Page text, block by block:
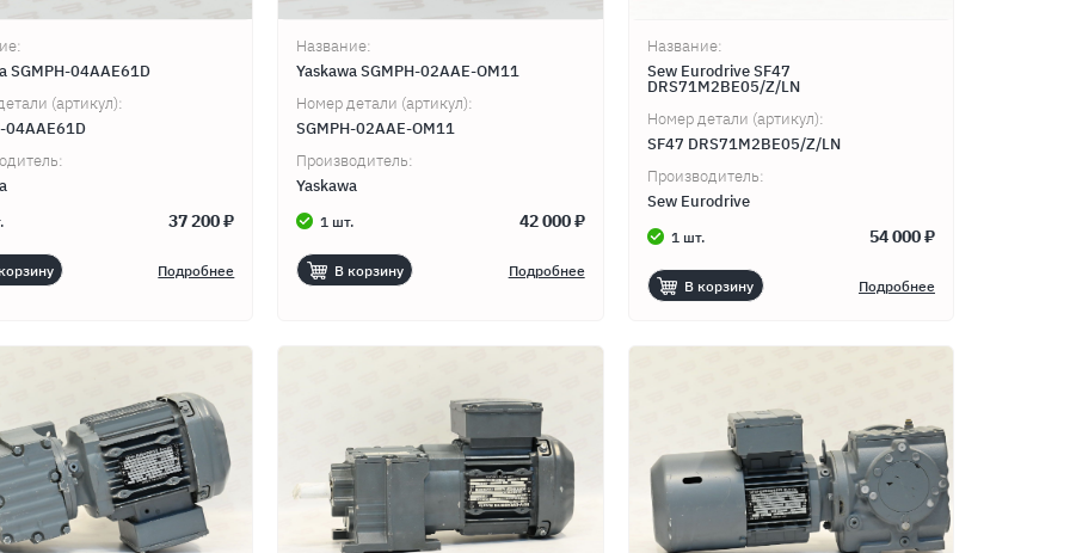
SGMPH-04AAE61D
(артикул):
04AAE61D
37 200 ₽
Подробнее
Название:
Yaskawa SGMPH-02AAE-OM11
Номер детали (артикул):
SGMPH-02AAE-OM11
Производитель:
Yaskawa
1 шт. 42 000 ₽
В корзину Подробнее
Название:
Sew Eurodrive SF47
DRS71M2BE05/Z/LN
Номер детали (артикул):
SF47 DRS71M2BE05/Z/LN
Производитель:
Sew Eurodrive
1 шт. 54 000 ₽
В корзину Подробнее